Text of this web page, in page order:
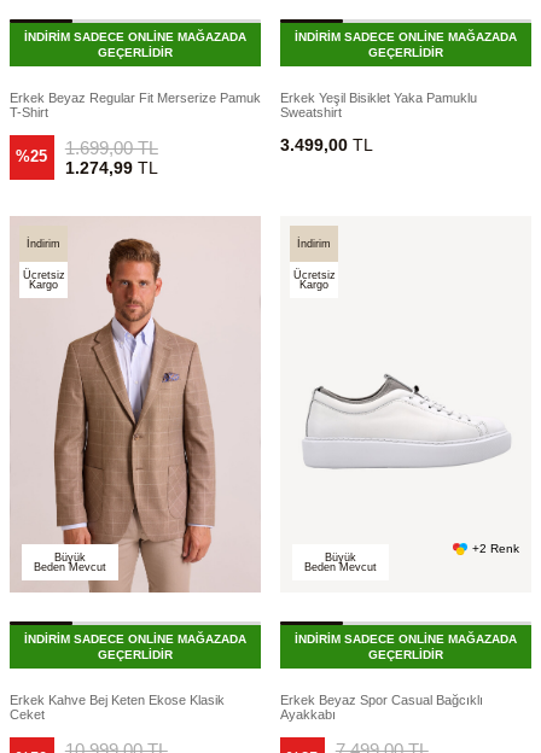
İNDİRİM SADECE ONLİNE MAĞAZADA
GEÇERLİDİR
Erkek Beyaz Regular Fit Merserize Pamuk
T-Shirt
%25 1.699,00TL
1.274,99TL
İNDİRİM SADECE ONLİNE MAĞAZADA
GEÇERLİDİR
Erkek Yeşil Bisiklet Yaka Pamuklu
Sweatshirt
3.499,00 TL
İndirim
Ücretsiz
Kargo
Büyük
Beden Mevcut
İNDİRİM SADECE ONLİNE MAĞAZADA
GEÇERLİDİR
Erkek Kahve Bej Keten Ekose Klasik
Ceket
İndirim
Ücretsiz
Kargo
Büyük
Beden Mevcut
+2 Renk
İNDİRİM SADECE ONLİNE MAĞAZADA
GEÇERLİDİR
Erkek Beyaz Spor Casual Bağcıklı
Ayakkabı